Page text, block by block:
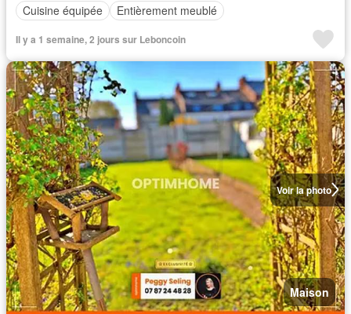
Cuisine équipée
Entièrement meublé
Il y a 1 semaine, 2 jours sur Leboncoin
Voir la photo
Maison